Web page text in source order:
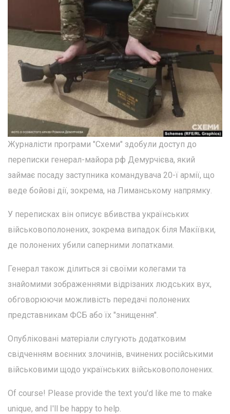
Журналісти програми "Схеми" здобули доступ до
переписки генерал-майора рф Демурчієва, який
займає посаду заступника командувача 20-ї армії, що
веде бойові дії, зокрема, на Лиманському напрямку.
У переписках він описує вбивства українських
військовополонених, зокрема випадок біля Макіївки,
де полонених убили саперними лопатками.
Генерал також ділиться зі своїми колегами та
знайомими зображеннями відрізаних людських вух,
обговорюючи можливість передачі полонених
представникам ФСБ або їх "знищення".
Опубліковані матеріали слугують додатковим
свідченням воєнних злочинів, вчинених російськими
військовими щодо українських військовополонених.
Of course! Please provide the text you'd like me to make
unique, and I'll be happy to help.